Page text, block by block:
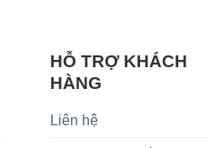
HỖ TRỢ KHÁCH
HÀNG
Liên hệ